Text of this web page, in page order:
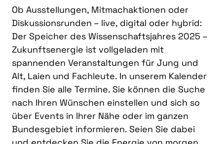
Ob Ausstellungen, Mitmachaktionen oder
Diskussionsrunden – live, digital oder hybrid:
Der Speicher des Wissenschaftsjahres 2025 –
Zukunftsenergie ist vollgeladen mit
spannenden Veranstaltungen für Jung und
Alt, Laien und Fachleute. In unserem Kalender
finden Sie alle Termine. Sie können die Suche
nach Ihren Wünschen einstellen und sich so
über Events in Ihrer Nähe oder im ganzen
Bundesgebiet informieren. Seien Sie dabei